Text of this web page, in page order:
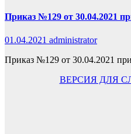
Приказ №129 от 30.04.2021
01.04.2021 administrator
Приказ №129 от 30.04.2021
ВЕРСИЯ ДЛЯ